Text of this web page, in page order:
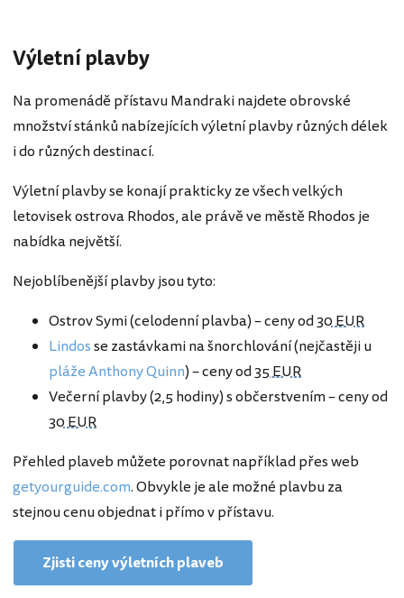
Výletní plavby
Na promenádě přístavu Mandraki najdete obrovské
množství stánků nabízejících výletní plavby různých délek
i do různých destinací.
Výletní plavby se konají prakticky ze všech velkých
letovisek ostrova Rhodos, ale právě ve městě Rhodos je
nabídka největší.
Nejoblíbenější plavby jsou tyto:
Ostrov Symi (celodenní plavba) – ceny od30 EUR
Lindosse zastávkami na šnorchlování (nejčastěji u
pláže Anthony Quinn) – ceny od35 EUR
Večerní plavby (2,5 hodiny) s občerstvením – ceny od
30 EUR
Přehled plaveb můžete porovnat například přes web
getyourguide.com. Obvykle je ale možné plavbu za
stejnou cenu objednat i přímo v přístavu.
Zjisti ceny výletních plaveb